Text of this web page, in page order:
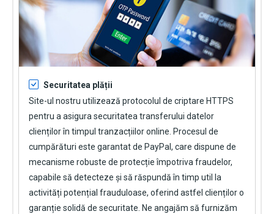
Securitatea plății
Site-ul nostru utilizează protocolul de criptare HTTPS
pentru a asigura securitatea transferului datelor
clienților în timpul tranzacțiilor online. Procesul de
cumpărături este garantat de PayPal, care dispune de
mecanisme robuste de protecție împotriva fraudelor,
capabile să detecteze și să răspundă în timp util la
activități potențial frauduloase, oferind astfel clienților o
garanție solidă de securitate. Ne angajăm să furnizăm